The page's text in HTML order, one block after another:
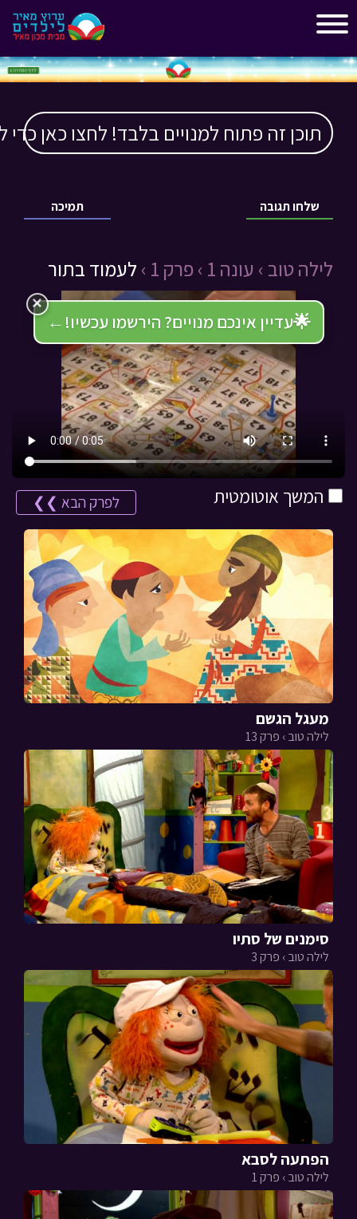
תוכן זה פתוח למנויים בלבד! לחצו כאן כדי
תמיכה שלחו תגובה
לילה טוב › עונה 1 › פרק 1 › לעמוד בתור
🌟עדיין אינכם מנויים? הירשמו עכשיו! ←
×
המשך אוטומטית לפרק הבא ❯❯
מעגל הגשם
לילה טוב › פרק 13
סימנים של סתיו
לילה טוב › פרק 3
הפתעה לסבא
לילה טוב › פרק 1